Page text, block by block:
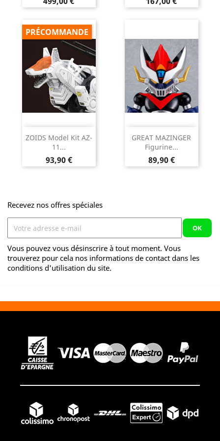
ZOIDS Model Kit AZ-
11...
Prix
93,90 €
PRÉCOMMANDE
GREAT MAZINGER
Figurine...
Prix
89,90 €
Recevez nos offres spéciales
Vous pouvez vous désinscrire à tout moment. Vous
trouverez pour cela nos informations de contact dans les
conditions d'utilisation du site.